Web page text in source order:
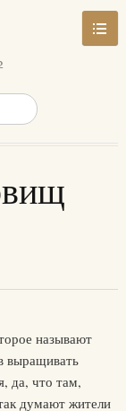
называют
выращивать
да, что там,
думают жители